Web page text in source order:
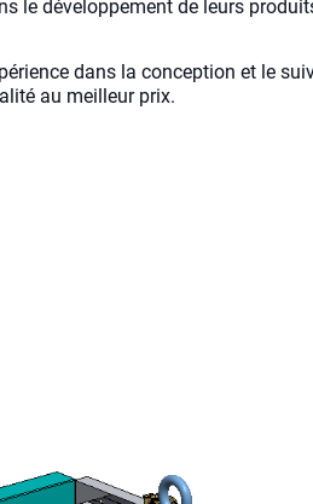
le développement de leurs
dans la conception et le
au meilleur prix.